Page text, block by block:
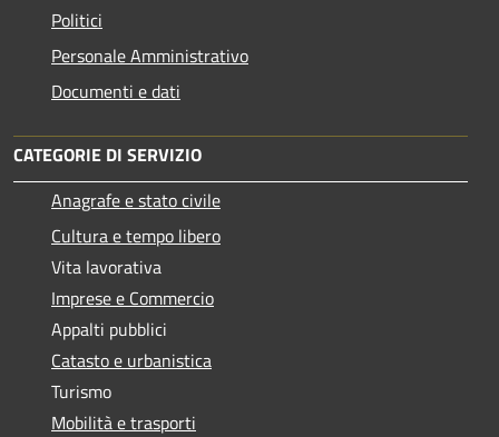
Politici
Personale Amministrativo
Documenti e dati
CATEGORIE DI SERVIZIO
Anagrafe e stato civile
Cultura e tempo libero
Vita lavorativa
Imprese e Commercio
Appalti pubblici
Catasto e urbanistica
Turismo
Mobilità e trasporti